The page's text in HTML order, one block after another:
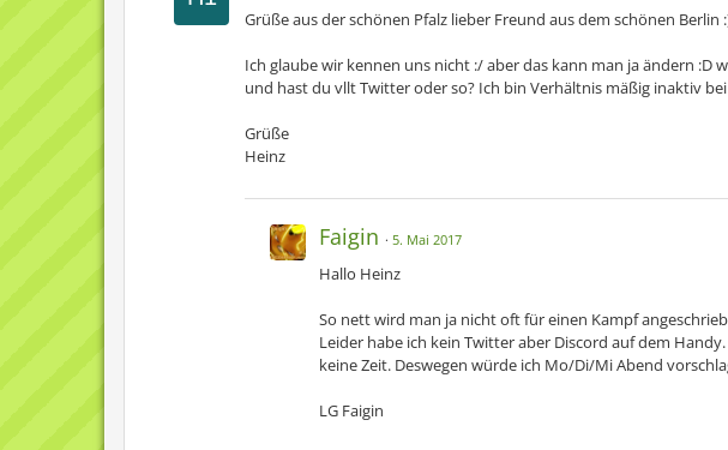
Grüße aus der schönen Pfalz lieber Freund aus dem schönen Berlin
Ich glaube wir kennen uns nicht :/ aber das kann man ja ändern :D
und hast du vllt Twitter oder so? Ich bin Verhältnis mäßig inaktiv
Grüße
Heinz
Faigin 5. Mai 2017
Hallo Heinz
So nett wird man ja nicht oft für einen Kampf
Leider habe ich kein Twitter aber Discord auf dem
keine Zeit. Deswegen würde ich Mo/Di/Mi Abend
LG Faigin